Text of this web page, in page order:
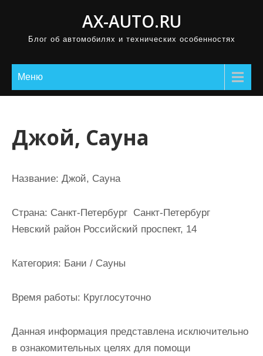
AX-AUTO.RU
Блог об автомобилях и технических особенностях
Меню
Джой, Сауна
Название: Джой, Сауна
Страна: Санкт-Петербург Санкт-Петербург
Невский район Российский проспект, 14
Категория: Бани / Сауны
Время работы: Круглосуточно
Данная информация представлена исключительно
в ознакомительных целях для помощи